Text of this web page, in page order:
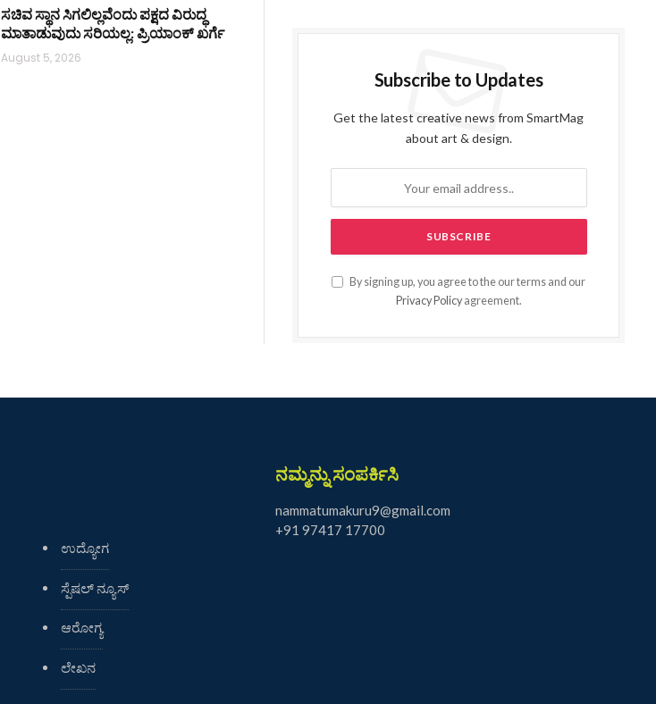
ಸಚಿವ ಸ್ಥಾನ ಸಿಗಲಿಲ್ಲವೆಂದು ಪಕ್ಷದ ವಿರುದ್ಧ
ಮಾತಾಡುವುದು ಸರಿಯಲ್ಲ: ಪ್ರಿಯಾಂಕ್ ಖರ್ಗೆ
August 5, 2026
Subscribe to Updates
Get the latest creative news from SmartMag
about art & design.
By signing up, you agree to the our terms and our
Privacy Policyagreement.
ಉದ್ಯೋಗ
ಸ್ಪೆಷಲ್ ನ್ಯೂಸ್
ಆರೋಗ್ಯ
ಲೇಖನ
ನಮ್ಮನ್ನು ಸಂಪರ್ಕಿಸಿ
nammatumakuru9@gmail.com
+91 97417 17700